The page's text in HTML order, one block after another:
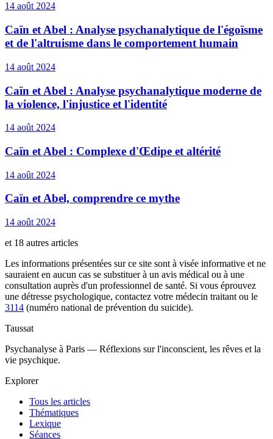
14 août 2024
Caïn et Abel : Analyse psychanalytique de l'égoïsme
et de l'altruisme dans le comportement humain
14 août 2024
Caïn et Abel : Analyse psychanalytique moderne de
la violence, l'injustice et l'identité
14 août 2024
Caïn et Abel : Complexe d'Œdipe et altérité
14 août 2024
Caïn et Abel, comprendre ce mythe
14 août 2024
et 18 autres articles
Les informations présentées sur ce site sont à visée informative et ne
sauraient en aucun cas se substituer à un avis médical ou à une
consultation auprès d'un professionnel de santé. Si vous éprouvez
une détresse psychologique, contactez votre médecin traitant ou le
3114 (numéro national de prévention du suicide).
Taussat
Psychanalyse à Paris — Réflexions sur l'inconscient, les rêves et la
vie psychique.
Explorer
Tous les articles
Thématiques
Lexique
Séances